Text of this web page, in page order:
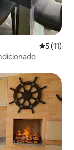
5 de uma
5 (11)